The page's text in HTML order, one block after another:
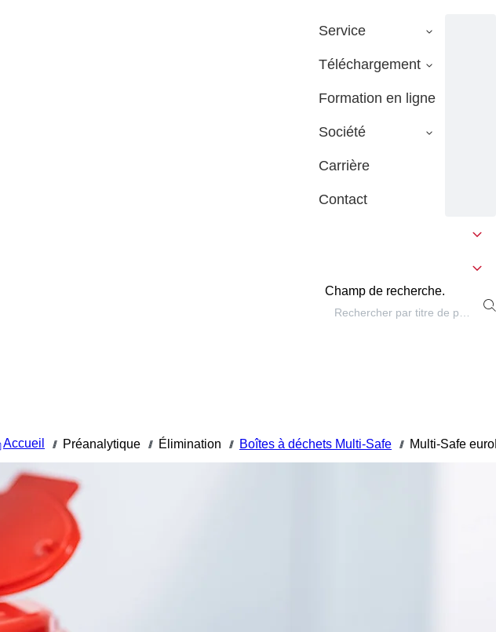
Service
Téléchargement
Formation en ligne
Société
Carrière
Contact
Champ de recherche.
Accueil /// Préanalytique /// Élimination /// Boîtes à déchets Multi-Safe /// Multi-Safe